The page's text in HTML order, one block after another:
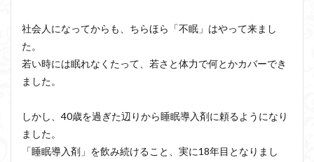
社会人になってからも、ちらほら「不眠」はやって来まし
た。
若い時には眠れなくたって、若さと体力で何とかカバーでき
ました。
しかし、40歳を過ぎた辺りから睡眠導入剤に頼るようになり
ました。
「睡眠導入剤」を飲み続けること、実に18年目となりまし